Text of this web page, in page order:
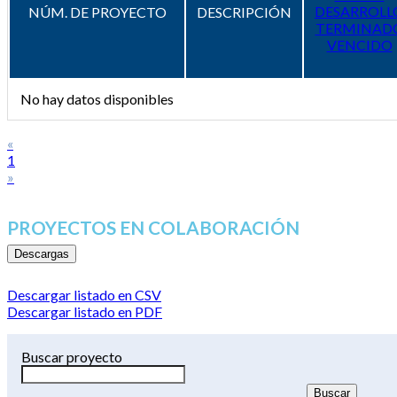
NÚM. DE PROYECTO DESCRIPCIÓN
VENCIDO
No hay datos disponibles
«
1
»
PROYECTOS EN COLABORACIÓN
Descargas
Descargar listado en CSV
Descargar listado en PDF
Buscar proyecto